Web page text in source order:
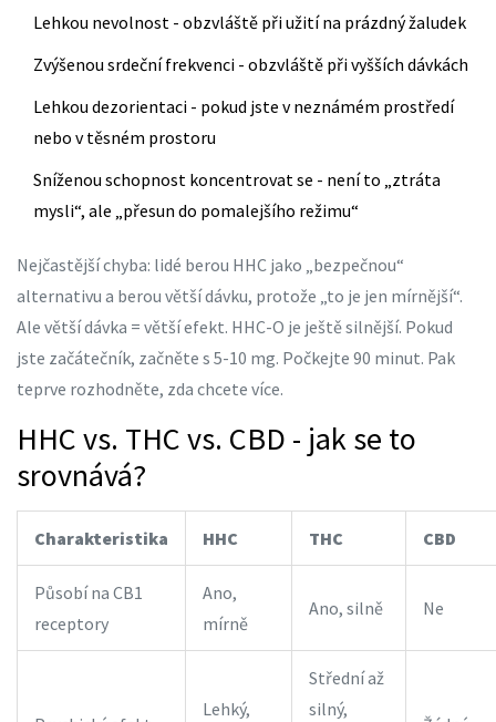
Lehkou nevolnost - obzvláště při užití na prázdný žaludek
Zvýšenou srdeční frekvenci - obzvláště při vyšších dávkách
Lehkou dezorientaci - pokud jste v neznámém prostředí
nebo v těsném prostoru
Sníženou schopnost koncentrovat se - není to „ztráta
mysli“, ale „přesun do pomalejšího režimu“
Nejčastější chyba: lidé berou HHC jako „bezpečnou“
alternativu a berou větší dávku, protože „to je jen mírnější“.
Ale větší dávka = větší efekt. HHC-O je ještě silnější. Pokud
jste začátečník, začněte s 5-10 mg. Počkejte 90 minut. Pak
teprve rozhodněte, zda chcete více.
HHC vs. THC vs. CBD - jak se to
srovnává?
Charakteristika HHC THC CBD
Působí na CB1
receptory
Ano,
mírně
Ano, silně Ne
Lehký,
Střední až
silný,